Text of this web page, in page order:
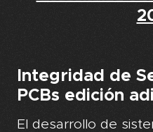
Integridad de
PCBs edición
El desarrollo de